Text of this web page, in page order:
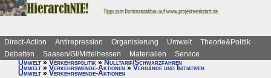
Direct-Action Antirepression Organisierung Umwelt
Theorie&Politik
Debatten
Saasen/GI/Mittelhessen Materialien
Service
Umwelt»Verkehrspolitik»Nulltarif/Schwarzfahren
Umwelt » Verkehrswende-Aktionen » Verbände und Initiativen
Umwelt » Verkehrswende-Aktionen